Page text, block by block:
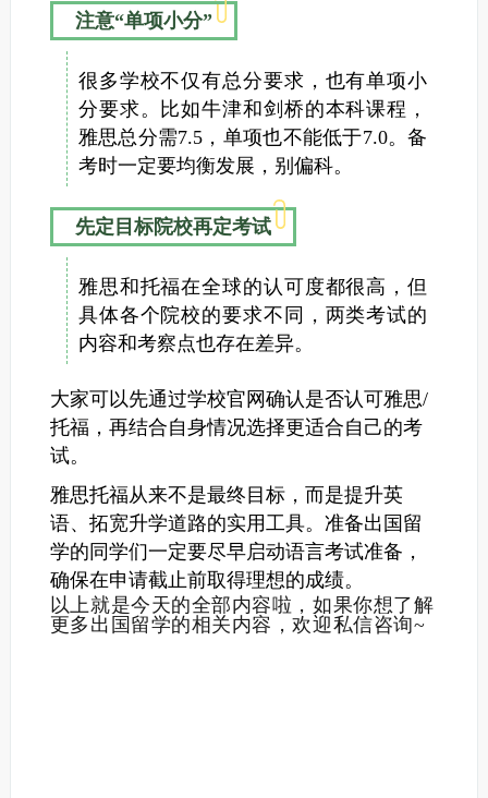
注意“单项小分”
很多学校不仅有总分要求，也有单项小
分要求。比如牛津和剑桥的本科课程，
雅思总分需7.5，单项也不能低于7.0。备
考时一定要均衡发展，别偏科。
先定目标院校再定考试
雅思和托福在全球的认可度都很高，但
具体各个院校的要求不同，两类考试的
内容和考察点也存在差异。
大家可以先通过学校官网确认是否认可雅思/
托福，再结合自身情况选择更适合自己的考
试。
雅思托福从来不是最终目标，而是提升英
语、拓宽升学道路的实用工具。准备出国留
学的同学们一定要尽早启动语言考试准备，
确保在申请截止前取得理想的成绩。
以上就是今天的全部内容啦，如果你想了解
更多出国留学的相关内容，欢迎私信咨询~